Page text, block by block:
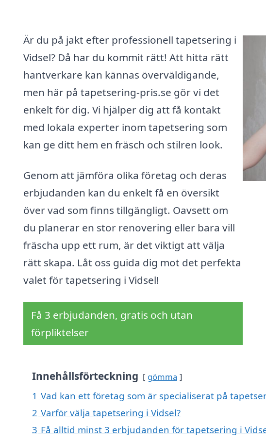
Är du på jakt efter professionell tapetsering i
Vidsel? Då har du kommit rätt! Att hitta rätt
hantverkare kan kännas överväldigande,
men här på tapetsering-pris.se gör vi det
enkelt för dig. Vi hjälper dig att få kontakt
med lokala experter inom tapetsering som
kan ge ditt hem en fräsch och stilren look.
Genom att jämföra olika företag och deras
erbjudanden kan du enkelt få en översikt
över vad som finns tillgängligt. Oavsett om
du planerar en stor renovering eller bara vill
fräscha upp ett rum, är det viktigt att välja
rätt skapa. Låt oss guida dig mot det perfekta
valet för tapetsering i Vidsel!
Få 3 erbjudanden, gratis och utan
förpliktelser
Innehållsförteckning gömma
1 Vad kan ett företag som är specialiserat på
2 Varför välja tapetsering i Vidsel?
3 Få alltid minst 3 erbjudanden för tapetsering i